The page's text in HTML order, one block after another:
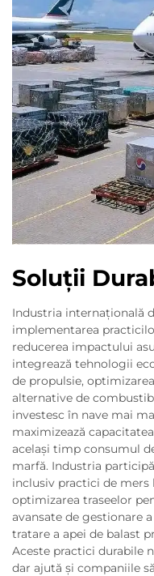
Soluții
Industria internațională
implementarea
reducerea impactului
integrează tehnologii
de propulsie,
alternative de
investesc în nave mai
maximizează
același timp consumul
marfă. Industria
inclusiv practici de mers
optimizarea traseelor
avansate de gestionare
tratare a apei de balast
Aceste practici durabile
dar ajută și companiile